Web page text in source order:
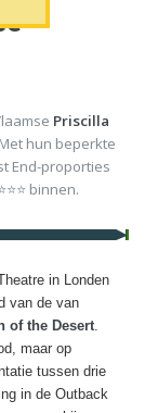
Priscilla
hun beperkte
End-proporties
binnen.
in Londen
van de van
of the Desert.
maar op
tussen drie
in de Outback